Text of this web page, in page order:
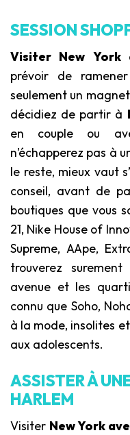
SESSION
Visiter New York
prévoir de
seulement un magnet
décidiez de partir à
en couple ou
n’échapperez pas à
le reste, mieux vaut
conseil, avant de
boutiques que vous
21, Nike House of
Supreme, AApe,
trouverez
avenue et les
connu que Soho,
à la mode, insolites
aux adolescents.
ASSISTER À
HARLEM
Visiter New York